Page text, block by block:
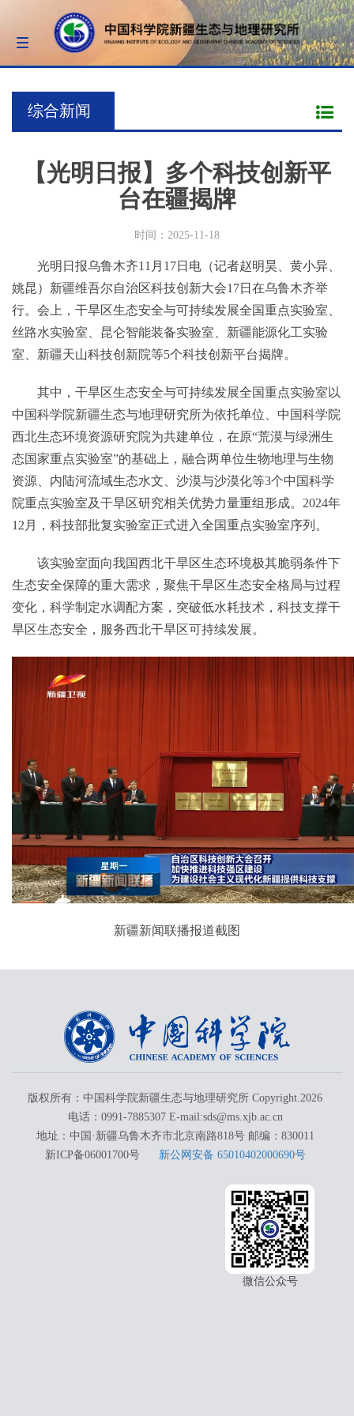
Toggle
navigation
综合新闻
【光明日报】多个科技创新平
台在疆揭牌
时间：2025-11-18
光明日报乌鲁木齐11月17日电（记者赵明昊、黄小异、
姚昆）新疆维吾尔自治区科技创新大会17日在乌鲁木齐举
行。会上，干旱区生态安全与可持续发展全国重点实验室、
丝路水实验室、昆仑智能装备实验室、新疆能源化工实验
室、新疆天山科技创新院等5个科技创新平台揭牌。
其中，干旱区生态安全与可持续发展全国重点实验室以
中国科学院新疆生态与地理研究所为依托单位、中国科学院
西北生态环境资源研究院为共建单位，在原“荒漠与绿洲生
态国家重点实验室”的基础上，融合两单位生物地理与生物
资源、内陆河流域生态水文、沙漠与沙漠化等3个中国科学
院重点实验室及干旱区研究相关优势力量重组形成。2024年
12月，科技部批复实验室正式进入全国重点实验室序列。
该实验室面向我国西北干旱区生态环境极其脆弱条件下
生态安全保障的重大需求，聚焦干旱区生态安全格局与过程
变化，科学制定水调配方案，突破低水耗技术，科技支撑干
旱区生态安全，服务西北干旱区可持续发展。
新疆新闻联播报道截图
版权所有：中国科学院新疆生态与地理研究所 Copyright. 2026
电话：0991-7885307 E-mail:sds@ms.xjb.ac.cn
地址：中国·新疆乌鲁木齐市北京南路818号 邮编：830011
新ICP备06001700号 新公网安备 65010402000690号
微信公众号